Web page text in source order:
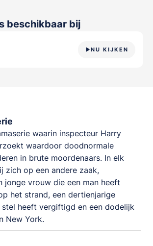
beschikbaar bij
NU KIJKEN
waarin inspecteur Harry
waardoor doodnormale
in brute moordenaars. In elk
zich op een andere zaak,
jonge vrouw die een man heeft
het strand, een dertienjarige
stel heeft vergiftigd en een dodelijk
New York.